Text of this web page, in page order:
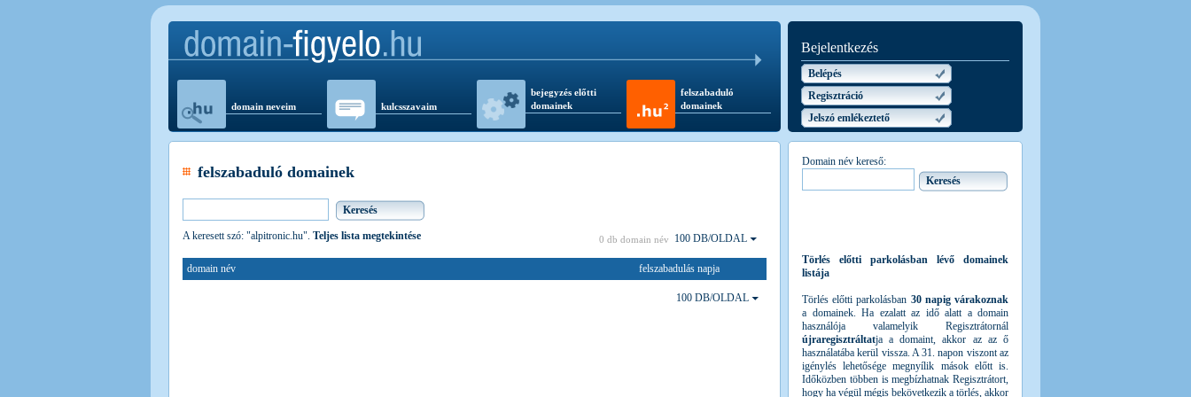
domain neveim kulcsszavaim
bejegyzés előtti
domainek
felszabaduló
domainek
Bejelentkezés
Belépés
Regisztráció
Jelszó emlékeztető
felszabaduló domainek
A keresett szó: "alpitronic.hu". Teljes lista megtekintése 0 db domain név 100 DB/OLDAL
domain név felszabadulás napja
100 DB/OLDAL
Domain név kereső:
Törlés előtti parkolásban lévő domainek
listája
Törlés előtti parkolásban 30 napig várakoznak
a domainek. Ha ezalatt az idő alatt a domain
használója valamelyik Regisztrátornál
újraregisztráltatja a domaint, akkor az az ő
használatába kerül vissza. A 31. napon viszont az
igénylés lehetősége megnyílik mások előtt is.
Időközben többen is megbízhatnak Regisztrátort,
hogy ha végül mégis bekövetkezik a törlés, akkor